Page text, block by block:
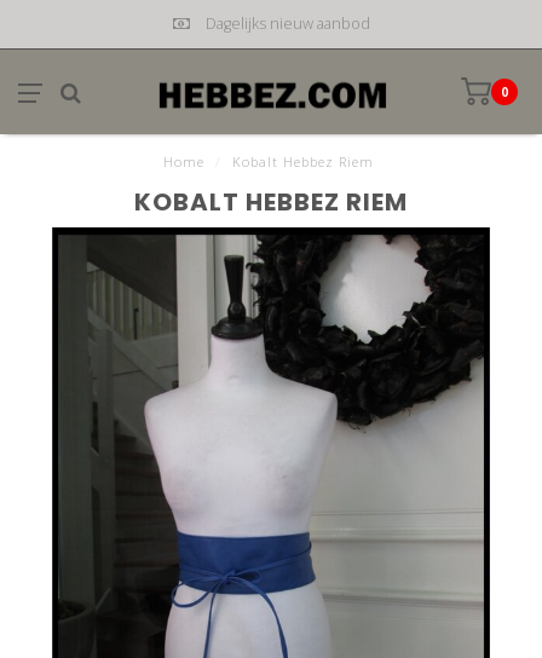
Dagelijks nieuw aanbod
0
Home Kobalt Hebbez Riem
KOBALT HEBBEZ RIEM